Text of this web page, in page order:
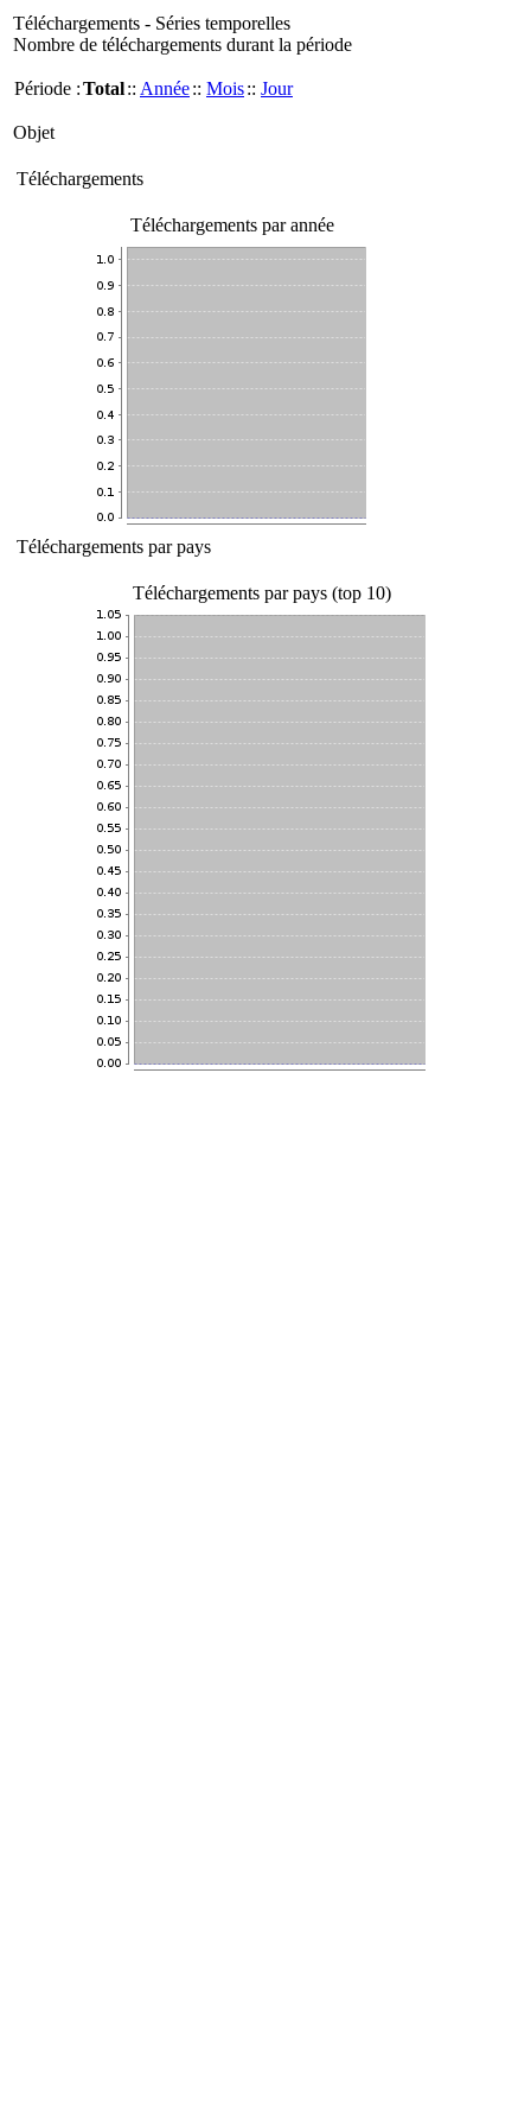
Téléchargements - Séries temporelles
Nombre de téléchargements durant la période
Période :Total:: Année:: Mois:: Jour
Objet
Téléchargements
Téléchargements par année
Téléchargements par pays
Téléchargements par pays (top 10)